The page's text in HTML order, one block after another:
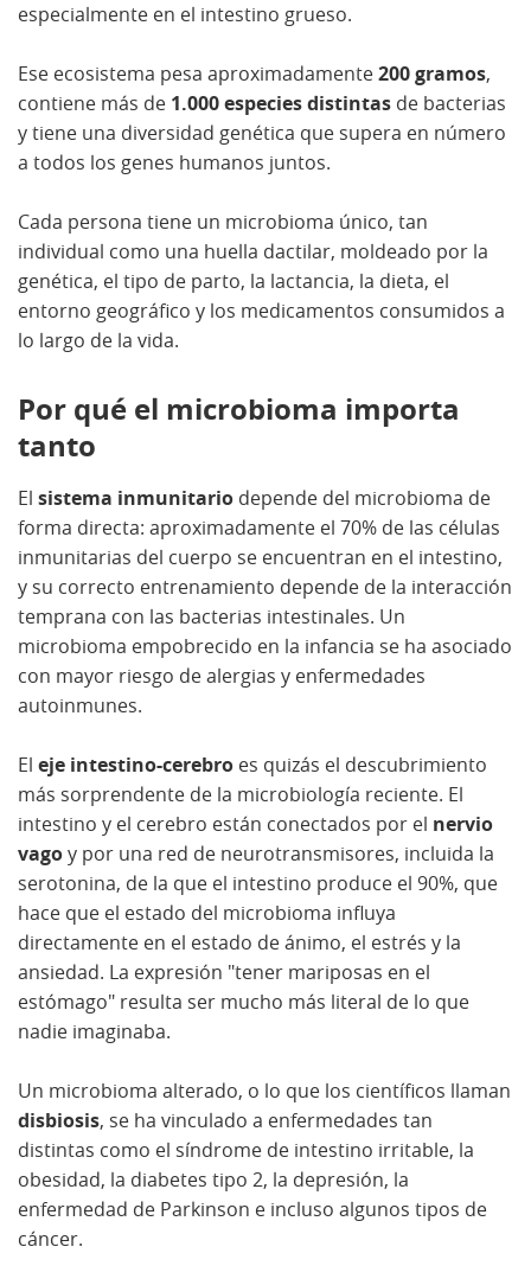
especialmente en el intestino grueso.
Ese ecosistema pesa aproximadamente200 gramos,
contiene más de 1.000 especies distintas de bacterias
y tiene una diversidad genética que supera en número
a todos los genes humanos juntos.
Cada persona tiene un microbioma único, tan
individual como una huella dactilar, moldeado por la
genética, el tipo de parto, la lactancia, la dieta, el
entorno geográfico y los medicamentos consumidos a
lo largo de la vida.
Por qué el microbioma importa
tanto
El sistema inmunitario depende del microbioma de
forma directa: aproximadamente el 70% de las células
inmunitarias del cuerpo se encuentran en el intestino,
y su correcto entrenamiento depende de la interacción
temprana con las bacterias intestinales. Un
microbioma empobrecido en la infancia se ha asociado
con mayor riesgo de alergias y enfermedades
autoinmunes.
El eje intestino-cerebro es quizás el descubrimiento
más sorprendente de la microbiología reciente. El
intestino y el cerebro están conectados por el nervio
vagoy por una red de neurotransmisores, incluida la
serotonina, de la que el intestino produce el 90%, que
hace que el estado del microbioma influya
directamente en el estado de ánimo, el estrés y la
ansiedad. La expresión "tener mariposas en el
estómago" resulta ser mucho más literal de lo que
nadie imaginaba.
Un microbioma alterado, o lo que los científicos llaman
disbiosis, se ha vinculado a enfermedades tan
distintas como el síndrome de intestino irritable, la
obesidad, la diabetes tipo 2, la depresión, la
enfermedad de Parkinson e incluso algunos tipos de
cáncer.